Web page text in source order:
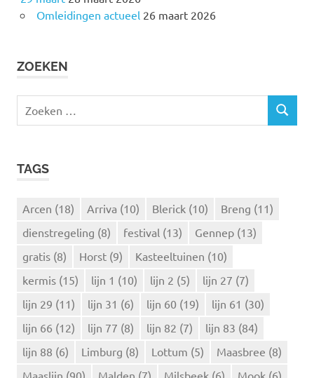
Omleidingen actueel 26 maart 2026
ZOEKEN
e
Z
TAGS
Arcen (18) Arriva (10) Blerick (10) Breng (11)
dienstregeling (8) festival (13) Gennep (13)
gratis (8) Horst (9) Kasteeltuinen (10)
kermis (15) lijn 1 (10) lijn 2 (5) lijn 27 (7)
lijn 29 (11) lijn 31 (6) lijn 60 (19) lijn 61 (30)
lijn 66 (12) lijn 77 (8) lijn 82 (7) lijn 83 (84)
lijn 88 (6) Limburg (8) Lottum (5) Maasbree (8)
Maaslijn (90) Malden (7) Milsbeek (6) Mook (6)